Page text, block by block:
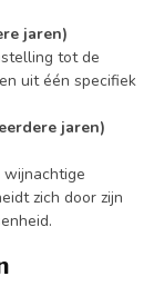
jaren)
tot de
uit één specifiek
jaren)
wijnachtige
zich door zijn